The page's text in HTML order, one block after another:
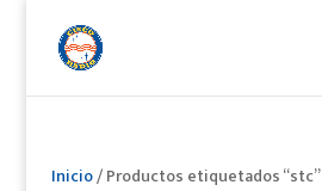
Inicio/ Productos etiquetados “stc”